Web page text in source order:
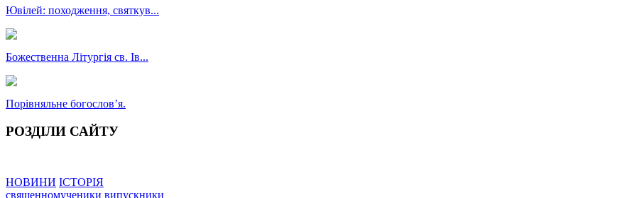
Ювілей: походження, святкув...
Божественна Літургія св. Ів...
Порівняльне богословʼя.
РОЗДІЛИ САЙТУ
НОВИНИ ІСТОРІЯ
священномученики випускники